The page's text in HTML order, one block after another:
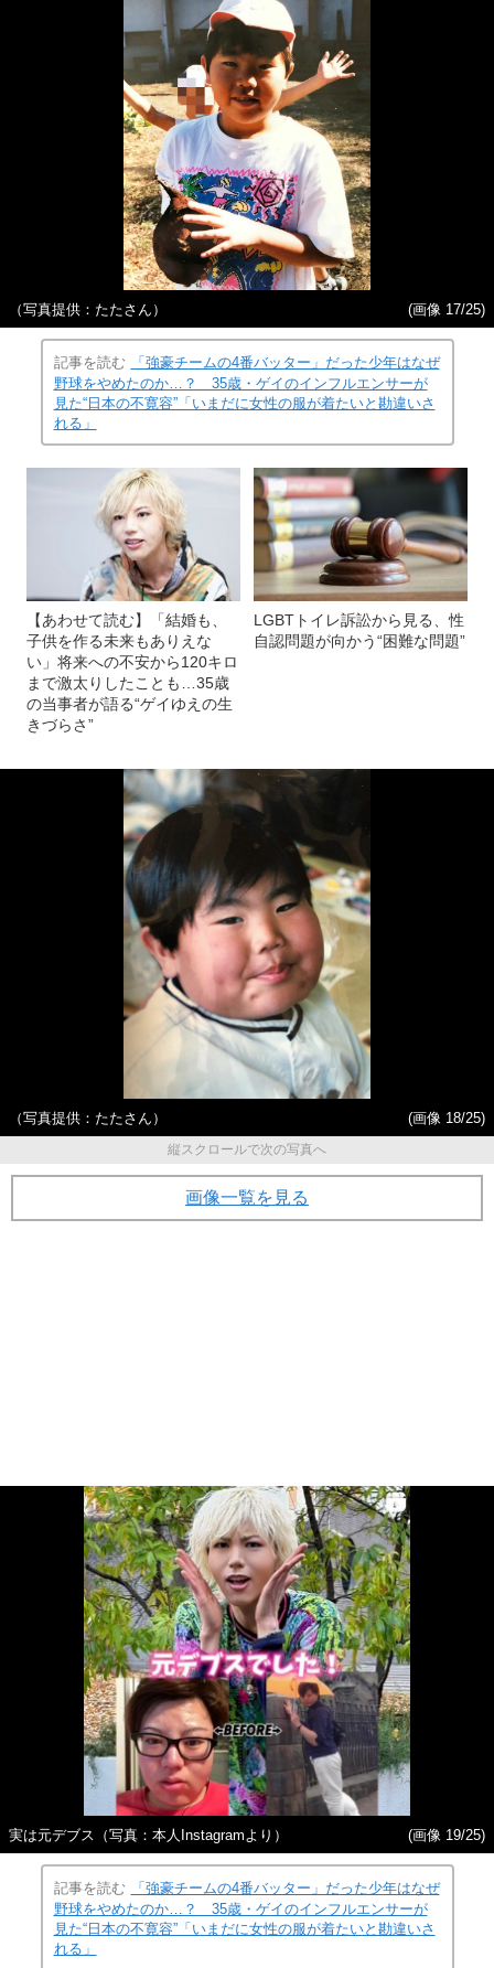
（写真提供：たたさん） (画像 17/25)
記事を読む
「強豪チームの4番バッター」だった少年はなぜ
野球をやめたのか…？ 35歳・ゲイのインフルエンサーが
見た“日本の不寛容”「いまだに女性の服が着たいと勘違いさ
れる」
【あわせて読む】「結婚も、
子供を作る未来もありえな
い」将来への不安から120キロ
まで激太りしたことも…35歳
の当事者が語る“ゲイゆえの生
きづらさ”
LGBTトイレ訴訟から見る、性
自認問題が向かう“困難な問題”
（写真提供：たたさん）
(画像 18/25)
縦スクロールで次の写真へ
画像一覧を見る
実は元デブス（写真：本人Instagramより） (画像 19/25)
記事を読む
「強豪チームの4番バッター」だった少年はなぜ
野球をやめたのか…？ 35歳・ゲイのインフルエンサーが
見た“日本の不寛容”「いまだに女性の服が着たいと勘違いさ
れる」